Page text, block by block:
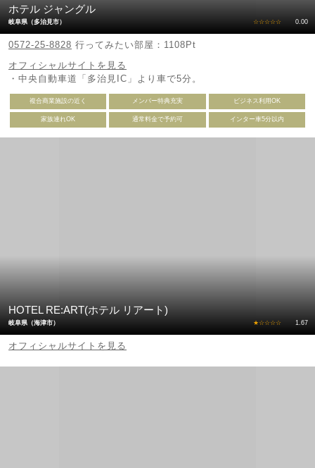
ホテル ジャングル
岐阜県（多治見市） ☆☆☆☆☆ 0.00
0572-25-8828 行ってみたい部屋：1108Pt
オフィシャルサイトを見る
・中央自動車道「多治見IC」より車で5分。
複合商業施設の近く メンバー特典充実 ビジネス利用OK
家族連れOK 通常料金で予約可 インター車5分以内
HOTEL RE:ART(ホテル リアート)
岐阜県（海津市） ★☆☆☆☆ 1.67
オフィシャルサイトを見る